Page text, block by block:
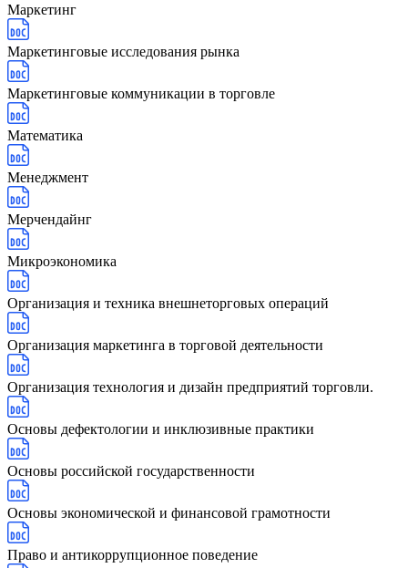
Маркетинг
Маркетинговые исследования рынка
Маркетинговые коммуникации в торговле
Математика
Менеджмент
Мерчендайнг
Микроэкономика
Организация и техника внешнеторговых операций
Организация маркетинга в торговой деятельности
Организация технология и дизайн предприятий торговли.
Основы дефектологии и инклюзивные практики
Основы российской государственности
Основы экономической и финансовой грамотности
Право и антикоррупционное поведение